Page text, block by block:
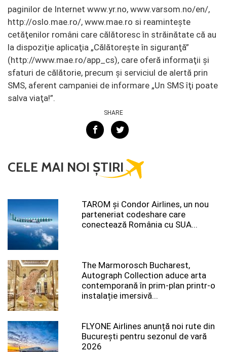
paginilor de Internet www.yr.no, www.varsom.no/en/,
http://oslo.mae.ro/, www.mae.ro si reaminteşte
cetăţenilor români care călătoresc în străinătate că au
la dispoziţie aplicaţia „Călătoreşte în siguranţă”
(http://www.mae.ro/app_cs), care oferă informaţii şi
sfaturi de călătorie, precum şi serviciul de alertă prin
SMS, aferent campaniei de informare „Un SMS îţi poate
salva viaţa!”.
SHARE
CELE MAI NOI ȘTIRI
TAROM şi Condor Airlines, un nou
parteneriat codeshare care
conectează România cu SUA...
The Marmorosch Bucharest,
Autograph Collection aduce arta
contemporană în prim-plan printr-o
instalație imersivă...
FLYONE Airlines anunță noi rute din
București pentru sezonul de vară
2026